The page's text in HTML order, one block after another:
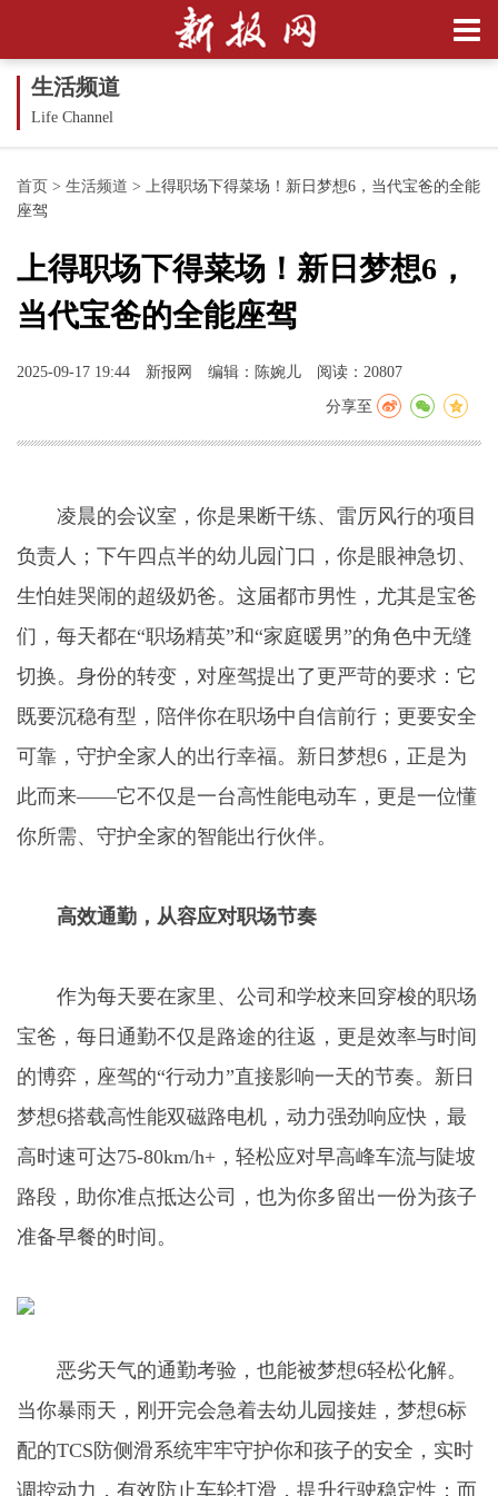
生活频道
Life Channel
首页 > 生活频道 > 上得职场下得菜场！新日梦想6，当代宝爸的全能
座驾
上得职场下得菜场！新日梦想6，
当代宝爸的全能座驾
2025-09-17 19:44 新报网 编辑：陈婉儿 阅读：20807
分享至
凌晨的会议室，你是果断干练、雷厉风行的项目
负责人；下午四点半的幼儿园门口，你是眼神急切、
生怕娃哭闹的超级奶爸。这届都市男性，尤其是宝爸
们，每天都在“职场精英”和“家庭暖男”的角色中无缝
切换。身份的转变，对座驾提出了更严苛的要求：它
既要沉稳有型，陪伴你在职场中自信前行；更要安全
可靠，守护全家人的出行幸福。新日梦想6，正是为
此而来——它不仅是一台高性能电动车，更是一位懂
你所需、守护全家的智能出行伙伴。
高效通勤，从容应对职场节奏
作为每天要在家里、公司和学校来回穿梭的职场
宝爸，每日通勤不仅是路途的往返，更是效率与时间
的博弈，座驾的“行动力”直接影响一天的节奏。新日
梦想6搭载高性能双磁路电机，动力强劲响应快，最
高时速可达75-80km/h+，轻松应对早高峰车流与陡坡
路段，助你准点抵达公司，也为你多留出一份为孩子
准备早餐的时间。
恶劣天气的通勤考验，也能被梦想6轻松化解。
当你暴雨天，刚开完会急着去幼儿园接娃，梦想6标
配的TCS防侧滑系统牢牢守护你和孩子的安全，实时
调控动力，有效防止车轮打滑，提升行驶稳定性；而